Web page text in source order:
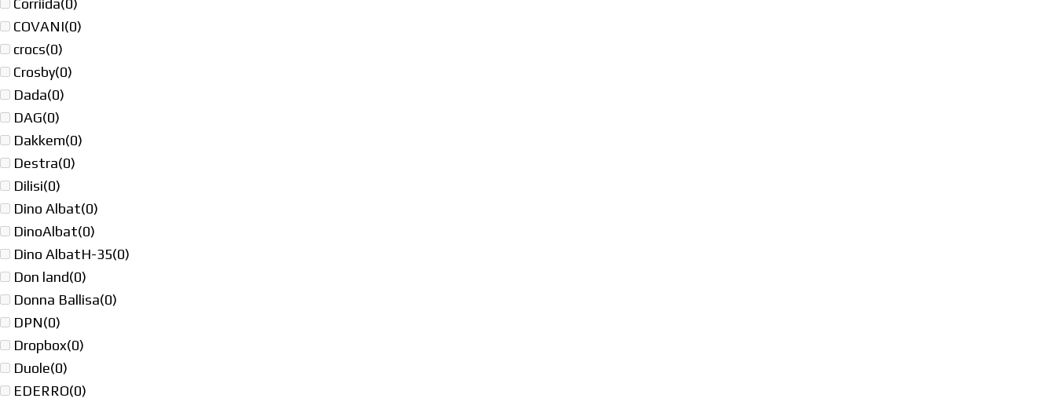
Corriida(0)
COVANI(0)
crocs(0)
Crosby(0)
Dada(0)
DAG(0)
Dakkem(0)
Destra(0)
Dilisi(0)
Dino Albat(0)
DinoAlbat(0)
Dino AlbatH-35(0)
Don land(0)
Donna Ballisa(0)
DPN(0)
Dropbox(0)
Duole(0)
EDERRO(0)